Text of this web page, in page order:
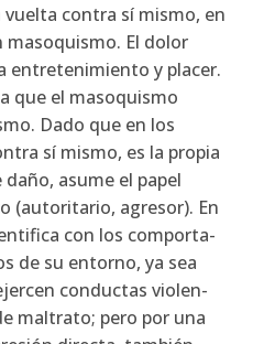
con­tra sí mis­mo, en
maso­quis­mo. El dolor
entre­te­ni­mien­to y pla­cer.
que el maso­quis­mo
Dado que en los
sí mis­mo, es la pro­pia
asu­me el papel
(auto­ri­ta­rio, agre­sor). En
con los com­por­ta­
de su entorno, ya sea
con­duc­tas vio­len­
mal­tra­to; pero por una